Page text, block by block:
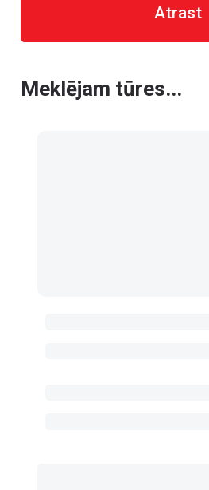
Atrast
Meklējam tūres...